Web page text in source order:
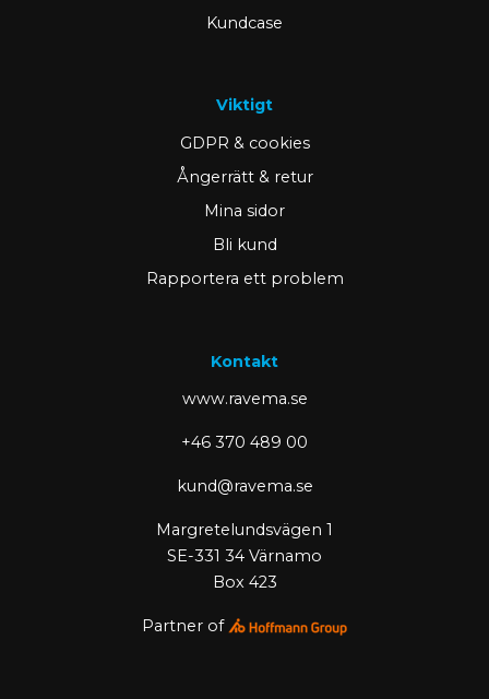
Kundcase
Viktigt
GDPR & cookies
Ångerrätt & retur
Mina sidor
Bli kund
Rapportera ett problem
Kontakt
www.ravema.se
+46 370 489 00
kund@ravema.se
Margretelundsvägen 1
SE-331 34 Värnamo
Box 423
Partner of